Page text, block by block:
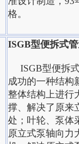
格。
ISGB型便拆式
ISGB型便拆式
成功的一种结构
整体结构上进行
撑、解决了原来
处；叶轮、泵体
原立式泵轴向力